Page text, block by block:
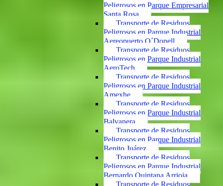
Peligrosos en Parque Empresarial
Santa Rosa
Transporte de Residuos
Peligrosos en Parque Industrial
Aereopuerto O´Donell
Transporte de Residuos
Peligrosos en Parque Industrial
AeroTech
Transporte de Residuos
Peligrosos en Parque Industrial
Amexhe
Transporte de Residuos
Peligrosos en Parque Industrial
Balvanera
Transporte de Residuos
Peligrosos en Parque Industrial
Benito Juárez
Transporte de Residuos
Peligrosos en Parque Industrial
Bernardo Quintana Arrioja
Transporte de Residuos